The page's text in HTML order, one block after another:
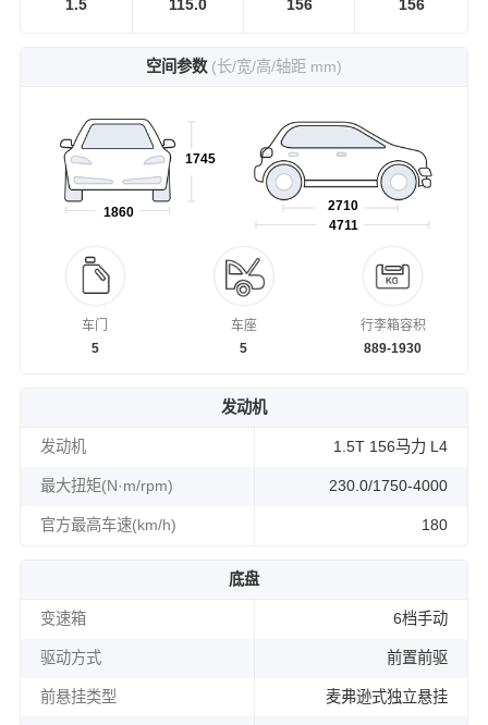
1.5
115.0
156
156
空间参数 (长/宽/高/轴距 mm)
1860
1745
4711
2710
车门
5
车座
5
行李箱容积
889-1930
发动机
发动机 1.5T 156马力 L4
最大扭矩(N·m/rpm) 230.0/1750-4000
官方最高车速(km/h) 180
底盘
变速箱 6档手动
驱动方式 前置前驱
前悬挂类型 麦弗逊式独立悬挂